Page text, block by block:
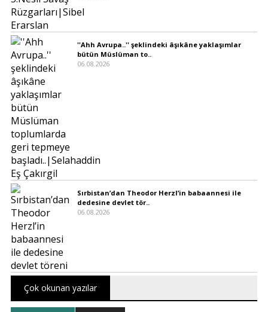
''Ahh Avrupa..'' şeklindeki âşıkâne yaklaşımlar
bütün Müslüman to..
06.08.2026
Sırbistan’dan Theodor Herzl’in babaannesi ile
dedesine devlet tör..
06.08.2026
Çok okunan yazılar